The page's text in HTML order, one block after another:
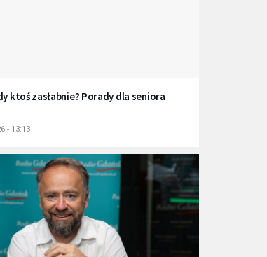
ktoś zasłabnie? Porady dla seniora
- 13:13